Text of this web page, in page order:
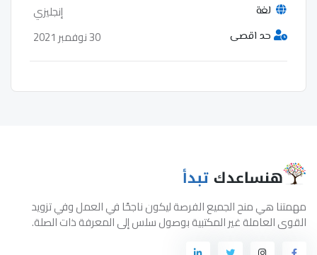
لغة إنجليزي
حد اقصى 30 نوفمبر 2021
مهمتنا هي منح الجميع الفرصة ليكون ناجحًا في العمل وفي تزويد
القوى العاملة غير المكتبية بوصول سلس إلى المعرفة ذات الصلة.